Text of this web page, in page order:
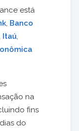
está
, Banco
Itaú,
na
fins
do